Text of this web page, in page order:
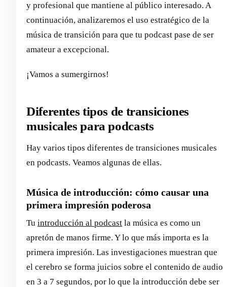
y profesional que mantiene al público interesado. A
continuación, analizaremos el uso estratégico de la
música de transición para que tu podcast pase de ser
amateur a excepcional.
¡Vamos a sumergirnos!
Diferentes tipos de transiciones
musicales para podcasts
Hay varios tipos diferentes de transiciones musicales
en podcasts. Veamos algunas de ellas.
Música de introducción: cómo causar una
primera impresión poderosa
Tu introducción al podcast la música es como un
apretón de manos firme. Y lo que más importa es la
primera impresión. Las investigaciones muestran que
el cerebro se forma juicios sobre el contenido de audio
en 3 a 7 segundos, por lo que la introducción debe ser